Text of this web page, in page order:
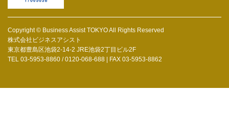
Copyright © Business Assist TOKYO All Rights Reserved
株式会社ビジネスアシスト
東京都豊島区池袋2-14-2 JRE池袋2丁目ビル2F
TEL 03-5953-8860 / 0120-068-688 | FAX 03-5953-8862